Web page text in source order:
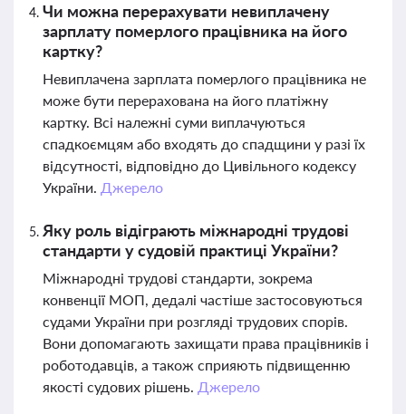
Чи можна перерахувати невиплачену
зарплату померлого працівника на його
картку?
Невиплачена зарплата померлого працівника не
може бути перерахована на його платіжну
картку. Всі належні суми виплачуються
спадкоємцям або входять до спадщини у разі їх
відсутності, відповідно до Цивільного кодексу
України. Джерело
Яку роль відіграють міжнародні трудові
стандарти у судовій практиці України?
Міжнародні трудові стандарти, зокрема
конвенції МОП, дедалі частіше застосовуються
судами України при розгляді трудових спорів.
Вони допомагають захищати права працівників і
роботодавців, а також сприяють підвищенню
якості судових рішень. Джерело